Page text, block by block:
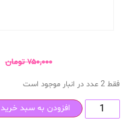
۷۵۰,۰۰۰ تومان
فقط 2 عدد در انبار موجود است
افزودن به سبد خرید